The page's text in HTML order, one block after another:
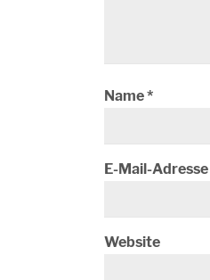
Name*
E-Mail-Adresse
Website